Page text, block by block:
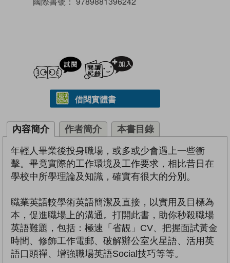
試閲
借閱實體書
內容簡介 作者簡介 本書目錄
年輕人畢業後投身職場，或多或少會遇上一些衝
擊。畢竟實際的工作環境及工作要求，相比昔日在
學校中所學理論及知識，確實有很大的分別。
職業英語較學術英語簡潔及直接，以實用及目標為
本，促進職場上的溝通。打開此書，助你秒殺職場
英語難題，包括：極速「省靚」CV、把握面試黃金
時間、修飾工作電郵、破解辦公室火星語、活用英
語口頭禪、增強職場英語Social技巧等等。